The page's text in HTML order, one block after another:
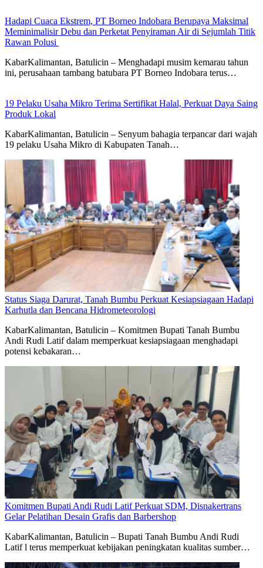
Hadapi Cuaca Ekstrem, PT Borneo Indobara Berupaya Maksimal
Meminimalisir Debu dan Perketat Penyiraman Air di Sejumlah Titik
Rawan Polusi
KabarKalimantan, Batulicin – Menghadapi musim kemarau tahun
ini, perusahaan tambang batubara PT Borneo Indobara terus…
19 Pelaku Usaha Mikro Terima Sertifikat Halal, Perkuat Daya Saing
Produk Lokal
KabarKalimantan, Batulicin – Senyum bahagia terpancar dari wajah
19 pelaku Usaha Mikro di Kabupaten Tanah…
Status Siaga Darurat, Tanah Bumbu Perkuat Kesiapsiagaan Hadapi
Karhutla dan Bencana Hidrometeorologi
KabarKalimantan, Batulicin – Komitmen Bupati Tanah Bumbu
Andi Rudi Latif dalam memperkuat kesiapsiagaan menghadapi
potensi kebakaran…
Komitmen Bupati Andi Rudi Latif Perkuat SDM, Disnakertrans
Gelar Pelatihan Desain Grafis dan Barbershop
KabarKalimantan, Batulicin – Bupati Tanah Bumbu Andi Rudi
Latif l terus memperkuat kebijakan peningkatan kualitas sumber…